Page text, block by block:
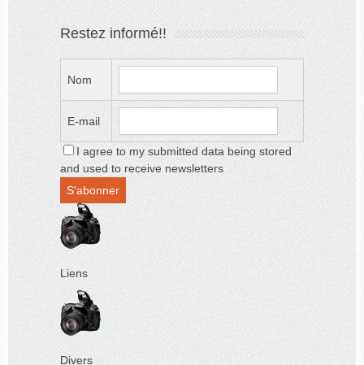
Restez informé!!
Nom
E-mail
I agree to my submitted data being stored
and used to receive newsletters
Liens
Divers